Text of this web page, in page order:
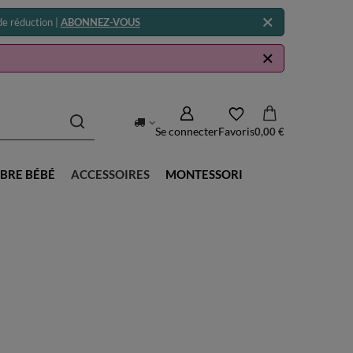
réduction | ABONNEZ-VOUS
Se connecterFavoris0,00 €
BÉBÉ ACCESSOIRES MONTESSORI